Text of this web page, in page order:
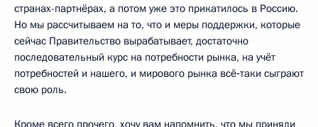
странах-партнёрах, а потом уже это прикатилось в Россию.
Но мы рассчитываем на то, что и меры поддержки, которые
сейчас Правительство вырабатывает, достаточно
последовательный курс на потребности рынка, на учёт
потребностей и нашего, и мирового рынка всё‑таки сыграют
свою роль.
Кроме всего прочего, хочу вам напомнить, что мы приняли